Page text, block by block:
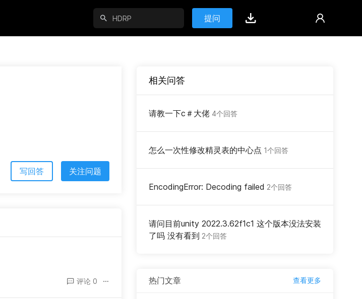
提问
写回答 关注问题
评论 0
相关问答
请教一下c＃大佬 4个回答
怎么一次性修改精灵表的中心点 1个回答
EncodingError: Decoding failed 2个回答
请问目前unity 2022.3.62f1c1 这个版本没法安装
了吗 没有看到 2个回答
热门文章 查看更多